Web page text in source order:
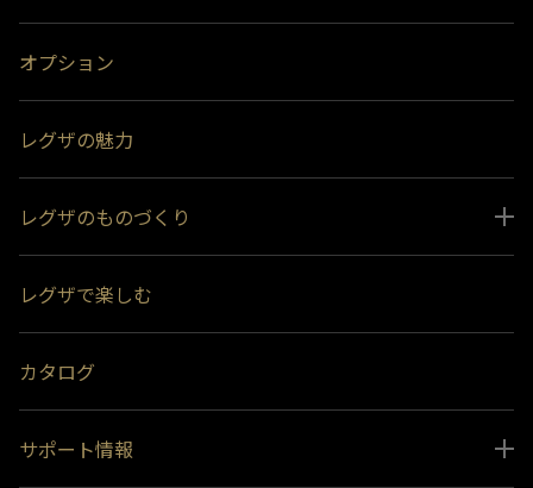
オプション
レグザの魅力
レグザのものづくり
スペシャルコンテンツ
受賞履歴
レグザで楽しむ
カタログ
サポート情報